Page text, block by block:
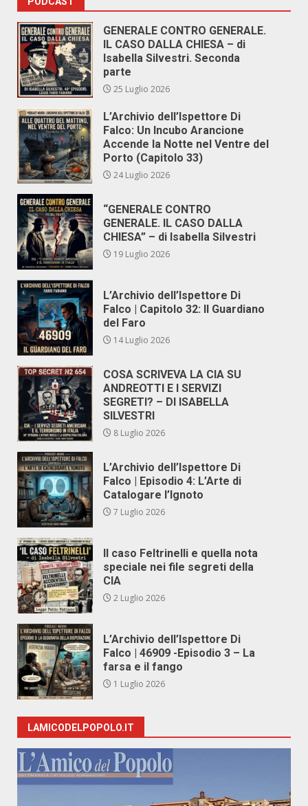
GENERALE CONTRO GENERALE.
IL CASO DALLA CHIESA – di
Isabella Silvestri. Seconda
parte
25 Luglio 2026
L’Archivio dell’Ispettore Di
Falco: Un Incubo Arancione
Accende la Notte nel Ventre del
Porto (Capitolo 33)
24 Luglio 2026
“GENERALE CONTRO
GENERALE. IL CASO DALLA
CHIESA” – di Isabella Silvestri
19 Luglio 2026
L’Archivio dell’Ispettore Di
Falco | Capitolo 32: Il Guardiano
del Faro
14 Luglio 2026
COSA SCRIVEVA LA CIA SU
ANDREOTTI E I SERVIZI
SEGRETI? – DI ISABELLA
SILVESTRI
8 Luglio 2026
L’Archivio dell’Ispettore Di
Falco | Episodio 4: L’Arte di
Catalogare l’Ignoto
7 Luglio 2026
Il caso Feltrinelli e quella nota
speciale nei file segreti della
CIA
2 Luglio 2026
L’Archivio dell’Ispettore Di
Falco | 46909 -Episodio 3 – La
farsa e il fango
1 Luglio 2026
LAMICODELPOPOLO.IT